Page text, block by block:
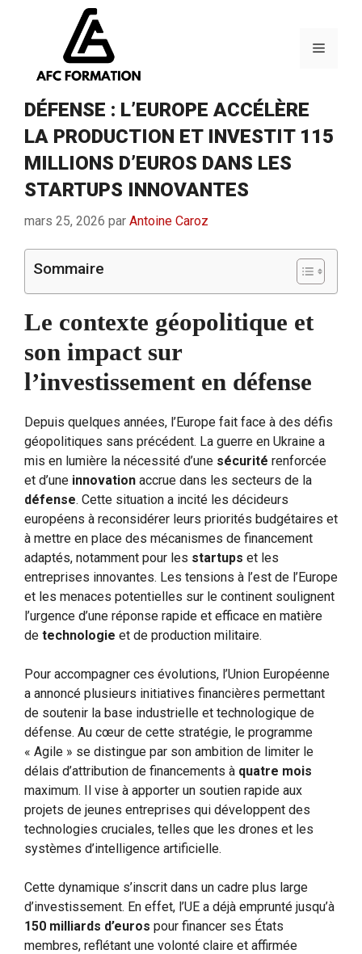
Menu
DÉFENSE : L’EUROPE ACCÉLÈRE
LA PRODUCTION ET INVESTIT 115
MILLIONS D’EUROS DANS LES
STARTUPS INNOVANTES
mars 25, 2026 par Antoine Caroz
Sommaire
Le contexte géopolitique et
son impact sur
l’investissement en défense
Depuis quelques années, l’Europe fait face à des défis
géopolitiques sans précédent. La guerre en Ukraine a
mis en lumière la nécessité d’une sécurité renforcée
et d’une innovation accrue dans les secteurs de la
défense. Cette situation a incité les décideurs
européens à reconsidérer leurs priorités budgétaires et
à mettre en place des mécanismes de financement
adaptés, notamment pour les startups et les
entreprises innovantes. Les tensions à l’est de l’Europe
et les menaces potentielles sur le continent soulignent
l’urgence d’une réponse rapide et efficace en matière
de technologie et de production militaire.
Pour accompagner ces évolutions, l’Union Européenne
a annoncé plusieurs initiatives financières permettant
de soutenir la base industrielle et technologique de
défense. Au cœur de cette stratégie, le programme
« Agile » se distingue par son ambition de limiter le
délais d’attribution de financements à quatre mois
maximum. Il vise à apporter un soutien rapide aux
projets de jeunes entreprises qui développent des
technologies cruciales, telles que les drones et les
systèmes d’intelligence artificielle.
Cette dynamique s’inscrit dans un cadre plus large
d’investissement. En effet, l’UE a déjà emprunté jusqu’à
150 milliards d’euros pour financer ses États
membres, reflétant une volonté claire et affirmée